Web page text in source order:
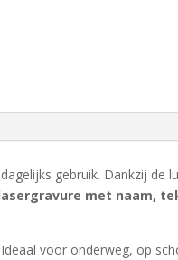
gebruik. Dankzij de
met naam,
voor onderweg, op